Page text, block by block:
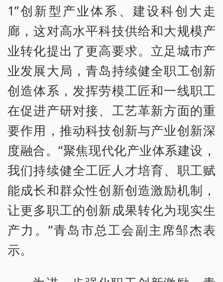
1”创新型产业体系、建设科创大走
廊，这对高水平科技供给和大规模产
业转化提出了更高要求。立足城市产
业发展大局，青岛持续健全职工创新
创造体系，发挥劳模工匠和一线职工
在促进产研对接、工艺革新方面的重
要作用，推动科技创新与产业创新深
度融合。“聚焦现代化产业体系建设，
我们持续健全工匠人才培育、职工赋
能成长和群众性创新创造激励机制，
让更多职工的创新成果转化为现实生
产力。”青岛市总工会副主席邹杰表
示。